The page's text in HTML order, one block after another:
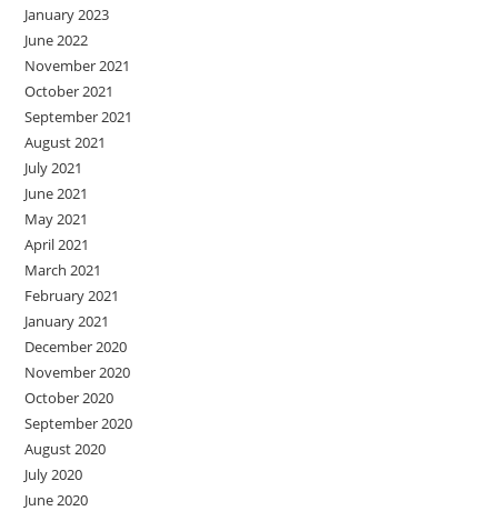
January 2023
June 2022
November 2021
October 2021
September 2021
August 2021
July 2021
June 2021
May 2021
April 2021
March 2021
February 2021
January 2021
December 2020
November 2020
October 2020
September 2020
August 2020
July 2020
June 2020